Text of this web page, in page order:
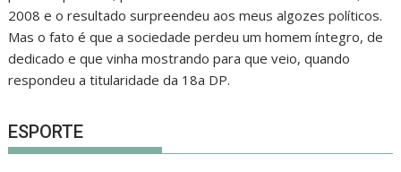
2008 e o resultado surpreendeu aos meus algozes políticos.
Mas o fato é que a sociedade perdeu um homem íntegro, de
dedicado e que vinha mostrando para que veio, quando
respondeu a titularidade da 18a DP.
ESPORTE